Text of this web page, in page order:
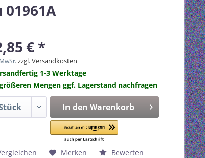
€ *
zzgl. Versandkosten
1-3 Werktage
Mengen ggf. Lagerstand nachfragen
In den Warenkorb
Merken Bewerten